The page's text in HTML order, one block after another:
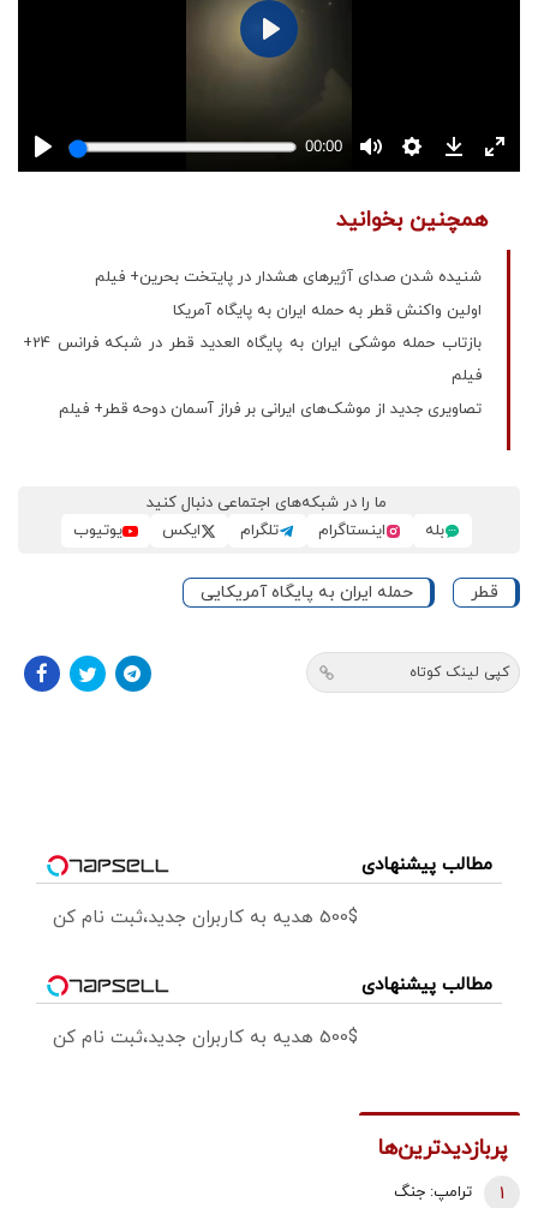
همچنین بخوانید
شنیده شدن صدای آژیرهای هشدار در پایتخت بحرین+ فیلم
اولین واکنش قطر به حمله ایران به پایگاه آمریکا
بازتاب حمله موشکی ایران به پایگاه العدید قطر در شبکه فرانس 24+
فیلم
تصاویری جدید از موشک‌های ایرانی بر فراز آسمان دوحه قطر+ فیلم
ما را در شبکه‌های اجتماعی دنبال کنید
بله
اینستاگرام تلگرام ایکس یوتیوب
قطر حمله ایران به پایگاه آمریکایی
کپی لینک کوتاه
مطالب پیشنهادی
500$ هدیه به کاربران جدید،ثبت نام کن
مطالب پیشنهادی
500$ هدیه به کاربران جدید،ثبت نام کن
پربازدیدترین‌ها
ترامپ: جنگ
1